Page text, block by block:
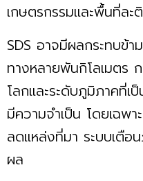
เกษตรกรรมและพื้นที่ล
SDS อาจมีผลกระทบข้า
ทางหลายพันกิโลเมตร
โลกและระดับภูมิภาคที่เ
มีความจำเป็น โดยเฉพ
ลดแหล่งที่มา ระบบเตือ
ผล